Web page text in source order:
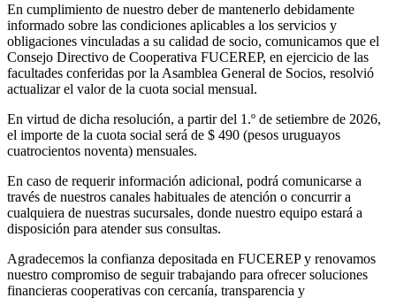
En cumplimiento de nuestro deber de mantenerlo debidamente
informado sobre las condiciones aplicables a los servicios y
obligaciones vinculadas a su calidad de socio, comunicamos que el
Consejo Directivo de Cooperativa FUCEREP, en ejercicio de las
facultades conferidas por la Asamblea General de Socios, resolvió
actualizar el valor de la cuota social mensual.
En virtud de dicha resolución, a partir del 1.º de setiembre de 2026,
el importe de la cuota social será de $ 490 (pesos uruguayos
cuatrocientos noventa) mensuales.
En caso de requerir información adicional, podrá comunicarse a
través de nuestros canales habituales de atención o concurrir a
cualquiera de nuestras sucursales, donde nuestro equipo estará a
disposición para atender sus consultas.
Agradecemos la confianza depositada en FUCEREP y renovamos
nuestro compromiso de seguir trabajando para ofrecer soluciones
financieras cooperativas con cercanía, transparencia y